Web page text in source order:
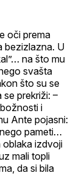
oči prema
bezizlazna. U
na što mu
svašta
što su se
prekriži: –
i
Ante pojasni:
pameti…
oblaka izdvoji
mali topli
da si bila